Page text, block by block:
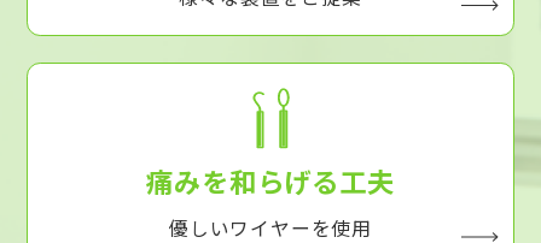
痛みを和らげる工夫
優しいワイヤーを使用